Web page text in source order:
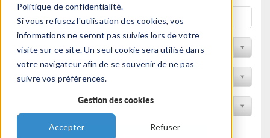
Politique de confidentialité.
Si vous refusez l'utilisation des cookies, vos
informations ne seront pas suivies lors de votre
visite sur ce site. Un seul cookie sera utilisé dans
votre navigateur afin de se souvenir de ne pas
suivre vos préférences.
Gestion des cookies
Accepter Refuser
Filtrer par domaine physique
Filtrer par Industrie
2025 - Shanghai